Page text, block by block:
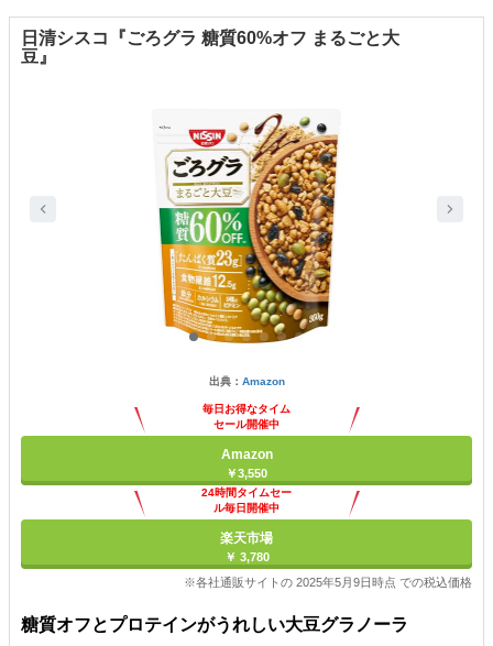
日清シスコ『ごろグラ 糖質60%オフ まるごと大
豆』
出典： Amazon
毎日お得なタイム
セール開催中
Amazon
￥3,550
24時間タイムセー
ル毎日開催中
楽天市場
￥ 3,780
※各社通販サイトの 2025年5月9日時点 での税込価格
糖質オフとプロテインがうれしい大豆グラノーラ